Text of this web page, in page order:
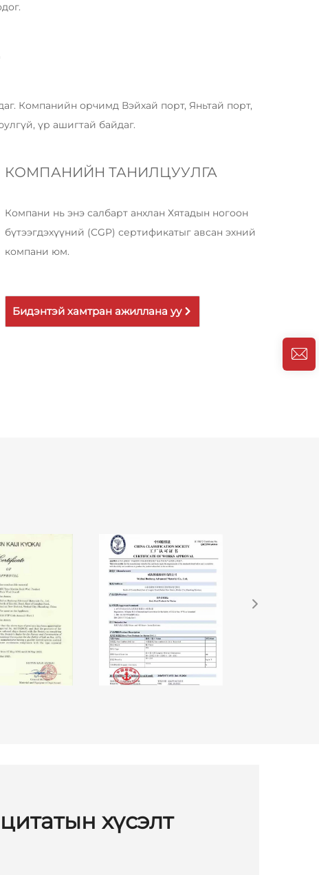
Компанийн орчимд Вэйхай порт, Яньтай порт,
үр ашигтай байдаг.
КОМПАНИЙН ТАНИЛЦУУЛГА
Компани нь энэ салбарт анхлан Хятадын ногоон
бүтээгдэхүүний (CGP) сертификатыг авсан эхний
компани юм.
Бидэнтэй хамтран ажиллана уу
хүсэлт